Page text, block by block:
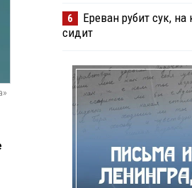
6
Ереван рубит сук, на
сидит